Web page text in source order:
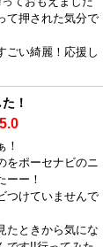
て押された気分で
ごい綺麗！応援し
！
5.0
！
をポーセナビのニ
ーー！
つけていませんで
たときから気にな